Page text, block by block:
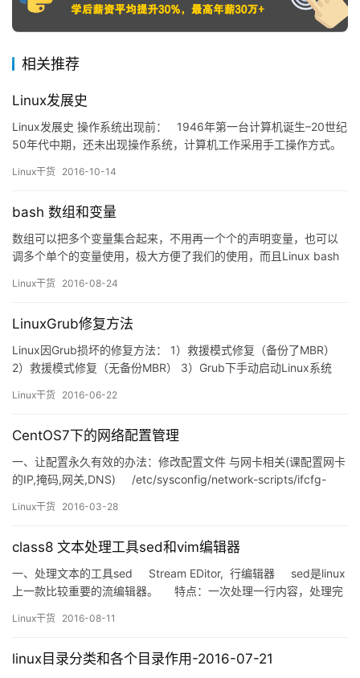
相关推荐
Linux发展史
Linux发展史 操作系统出现前： 1946年第一台计算机诞生–20世纪
50年代中期，还未出现操作系统，计算机工作采用手工操作方式。
机，然后启动输入机把程序和数据输入计算机内存，接着通过控制
用户取走结果并卸下纸带（或卡片…
Linux干货 2016-10-14
bash 数组和变量
数组可以把多个变量集合起来，不用再一个个的声明变量，也可以
调多个单个的变量使用，极大方便了我们的使用，而且Linux bash
了解一下数组。 一，数组的简介 变量：存储单个元素的内存空间 数
组名和索引 索引：编号从0 开始，属于数值索引 注意…
Linux干货 2016-08-24
LinuxGrub修复方法
Linux因Grub损坏的修复方法： 1）救援模式修复（备份了MBR）
2）救援模式修复（无备份MBR） 3）Grub下手动启动Linux系统
(Grub)，在磁盘的最开始512字节，当这512字节出现故障，系统将
Linux干货 2016-06-22
CentOS7下的网络配置管理
一、让配置永久有效的办法：修改配置文件 与网卡相关(课配置网卡
的IP,掩码,网关,DNS) /etc/sysconfig/network-scripts/ifcfg-
Linux干货 2016-03-28
class8 文本处理工具sed和vim编辑器
一、处理文本的工具sed Stream EDitor, 行编辑器 sed是linux
上一款比较重要的流编辑器。 特点：一次处理一行内容，处理完
&…
Linux干货 2016-08-11
linux目录分类和各个目录作用-2016-07-21